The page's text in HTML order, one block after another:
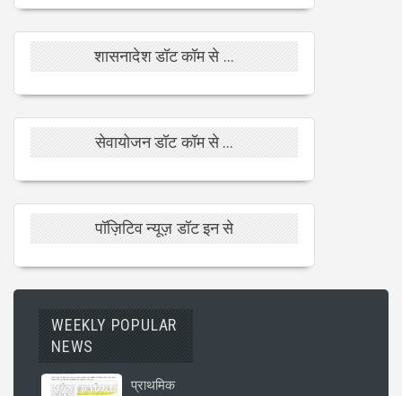
शासनादेश डॉट कॉम से ...
सेवायोजन डॉट कॉम से ...
पॉज़िटिव न्यूज़ डॉट इन से
WEEKLY POPULAR
NEWS
प्राथमिक